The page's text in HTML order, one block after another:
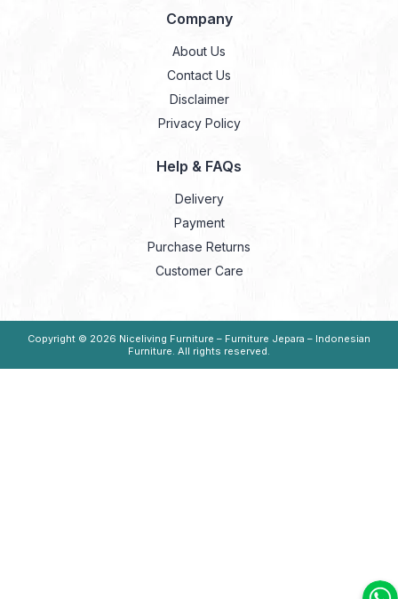
Company
About Us
Contact Us
Disclaimer
Privacy Policy
Help & FAQs
Delivery
Payment
Purchase Returns
Customer Care
Copyright © 2026 Niceliving Furniture – Furniture Jepara – Indonesian
Furniture. All rights reserved.